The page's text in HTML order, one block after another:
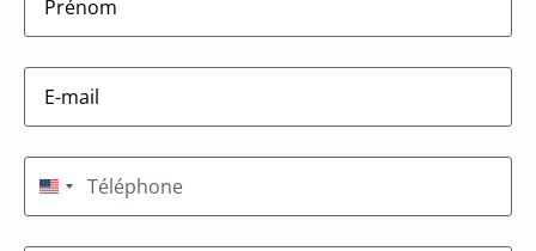
E-
mail(Nécessaire)
Téléphone(Nécessaire)
États-Unis +1